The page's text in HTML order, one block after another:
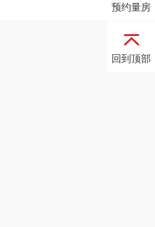
预约量房
回到顶部